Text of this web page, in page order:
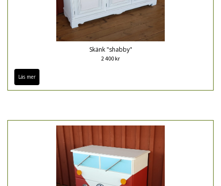
Skänk "shabby"
2 400 kr
Läs mer